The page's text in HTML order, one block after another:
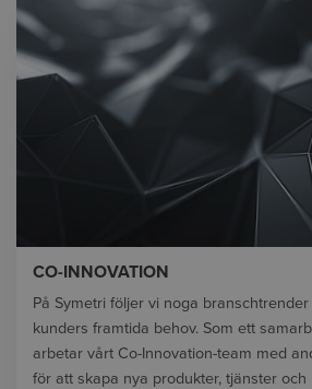
CO-INNOVATION
På Symetri följer vi noga
kunders framtida behov. Som ett
arbetar vårt Co-Innovation-team med
för att skapa nya produkter, tjänster och